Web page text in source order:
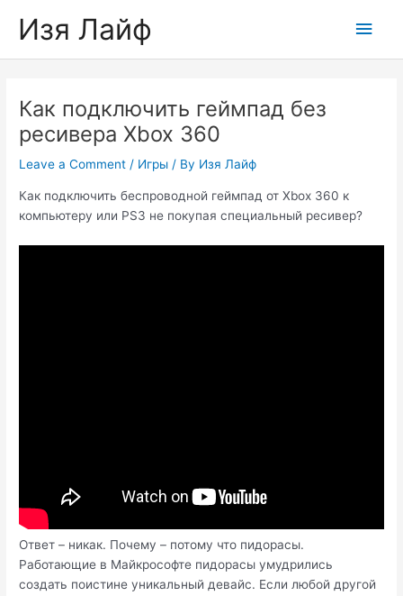
Изя Лайф
Main
Как подключить геймпад без
ресивера Xbox 360
Leave a Comment / Игры / By Изя Лайф
Как подключить беспроводной геймпад от Xbox 360 к
компьютеру или PS3 не покупая специальный ресивер?
Ответ – никак. Почему – потому что пидорасы.
Работающие в Майкрософте пидорасы умудрились
создать поистине уникальный девайс. Если любой другой